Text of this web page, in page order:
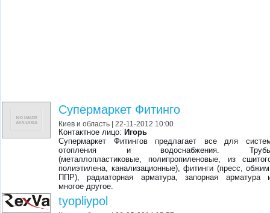
Супермаркет Фитинго
Киев и область | 22-11-2012 10:00
Контактное лицо: Игорь
Супермаркет Фитингов предлагает все для
отопления и водоснабжения.
(металлопластиковые, полипропиленовые, из
полиэтилена, канализационные), фитинги (пресс,
ППР), радиаторная арматура, запорная арматура
многое другое.
tyopliypol